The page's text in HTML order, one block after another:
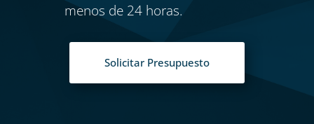
menos de 24 horas.
Solicitar Presupuesto